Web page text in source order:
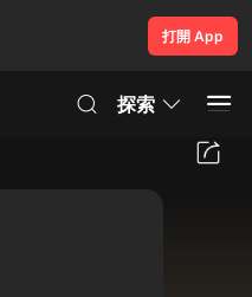
打開 App
探索